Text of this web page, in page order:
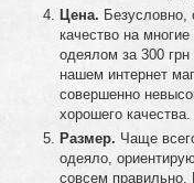
Цена. Безусловно,
качество на
одеялом за 300
нашем интернет
совершенно
хорошего качества.
Размер. Чаще
одеяло,
совсем